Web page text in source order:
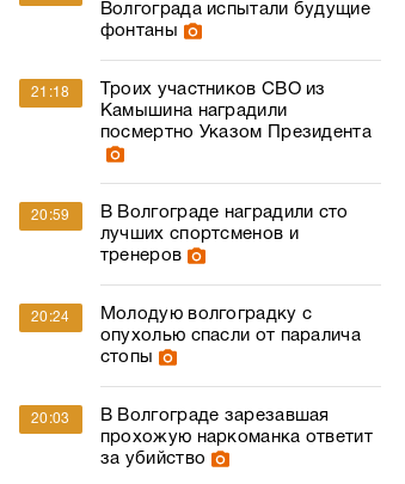
Волгограда испытали будущие
фонтаны
21:18
Троих участников СВО из
Камышина наградили
посмертно Указом Президента
20:59
В Волгограде наградили сто
лучших спортсменов и
тренеров
20:24
Молодую волгоградку с
опухолью спасли от паралича
стопы
20:03
В Волгограде зарезавшая
прохожую наркоманка ответит
за убийство